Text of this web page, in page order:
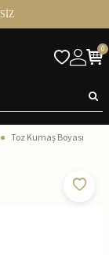
0
Toz Kumaş Boyası